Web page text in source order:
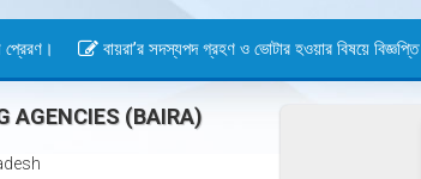
বায়রা’র সদস্যপদ গ্রহণ ও ভোটার হওয়ার বিষয়ে বিজ্ঞপ্তি
AGENCIES (BAIRA)